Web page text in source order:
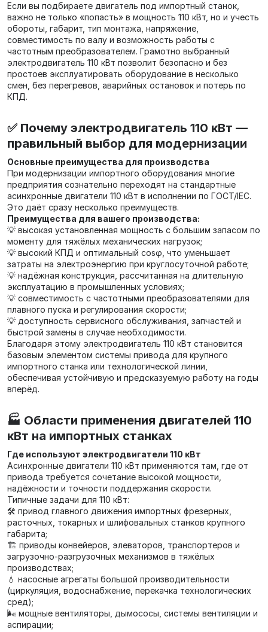
Если вы подбираете двигатель под импортный станок,
важно не только «попасть» в мощность 110 кВт, но и учесть
обороты, габарит, тип монтажа, напряжение,
совместимость по валу и возможность работы с
частотным преобразователем. Грамотно выбранный
электродвигатель 110 кВт позволит безопасно и без
простоев эксплуатировать оборудование в несколько
смен, без перегревов, аварийных остановок и потерь по
КПД.
✅ Почему электродвигатель 110 кВт —
правильный выбор для модернизации
Основные преимущества для производства
При модернизации импортного оборудования многие
предприятия сознательно переходят на стандартные
асинхронные двигатели 110 кВт в исполнении по ГОСТ/IEC.
Это даёт сразу несколько преимуществ.
Преимущества для вашего производства:
💡 высокая установленная мощность с большим запасом по
моменту для тяжёлых механических нагрузок;
💡 высокий КПД и оптимальный cosφ, что уменьшает
затраты на электроэнергию при круглосуточной работе;
💡 надёжная конструкция, рассчитанная на длительную
эксплуатацию в промышленных условиях;
💡 совместимость с частотными преобразователями для
плавного пуска и регулирования скорости;
💡 доступность сервисного обслуживания, запчастей и
быстрой замены в случае необходимости.
Благодаря этому электродвигатель 110 кВт становится
базовым элементом системы привода для крупного
импортного станка или технологической линии,
обеспечивая устойчивую и предсказуемую работу на годы
вперёд.
🏭 Области применения двигателей 110
кВт на импортных станках
Где используют электродвигатели 110 кВт
Асинхронные двигатели 110 кВт применяются там, где от
привода требуется сочетание высокой мощности,
надёжности и точности поддержания скорости.
Типичные задачи для 110 кВт:
🛠️ привод главного движения импортных фрезерных,
расточных, токарных и шлифовальных станков крупного
габарита;
🏗️ приводы конвейеров, элеваторов, транспортеров и
загрузочно‑разгрузочных механизмов в тяжёлых
производствах;
💧 насосные агрегаты большой производительности
(циркуляция, водоснабжение, перекачка технологических
сред);
🌬️ мощные вентиляторы, дымососы, системы вентиляции и
аспирации;